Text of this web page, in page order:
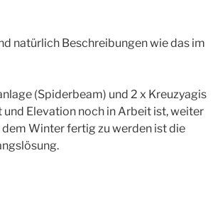
natürlich Beschreibungen wie das im
(Spiderbeam) und 2 x Kreuzyagis
Elevation noch in Arbeit ist, weiter
Winter fertig zu werden ist die